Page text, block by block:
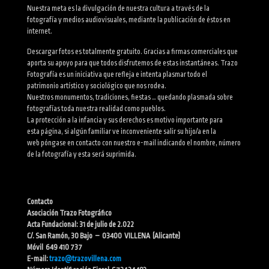
Nuestra meta es la divulgación de nuestra cultura a través de la
fotografía y medios audiovisuales, mediante la publicación de éstos en
internet.
Descargar fotos es totalmente gratuito. Gracias a firmas comerciales que
aporta su apoyo para que todos disfrutemos de estas instantáneas. Trazo
Fotografía es un iniciativa que refleja e intenta plasmar todo el
patrimonio artístico y sociológico que nos rodea.
Nuestros monumentos, tradiciones, fiestas … quedando plasmada sobre
fotografías toda nuestra realidad como pueblos.
La protección a la infancia y sus derechos es motivo importante para
esta página, si algún familiar ve inconveniente salir su hijo/a en la
web póngase en contacto con nuestro e-mail indicando el nombre, número
de la fotografía y esta será suprimida.
Contacto
Asociación Trazo Fotográfico
Acta Fundacional: 31 de julio de 2.022
C/. San Ramón, 30 Bajo – 03400 VILLENA (Alicante)
Móvil 649 410 737
E-mail:trazo@trazovillena.com